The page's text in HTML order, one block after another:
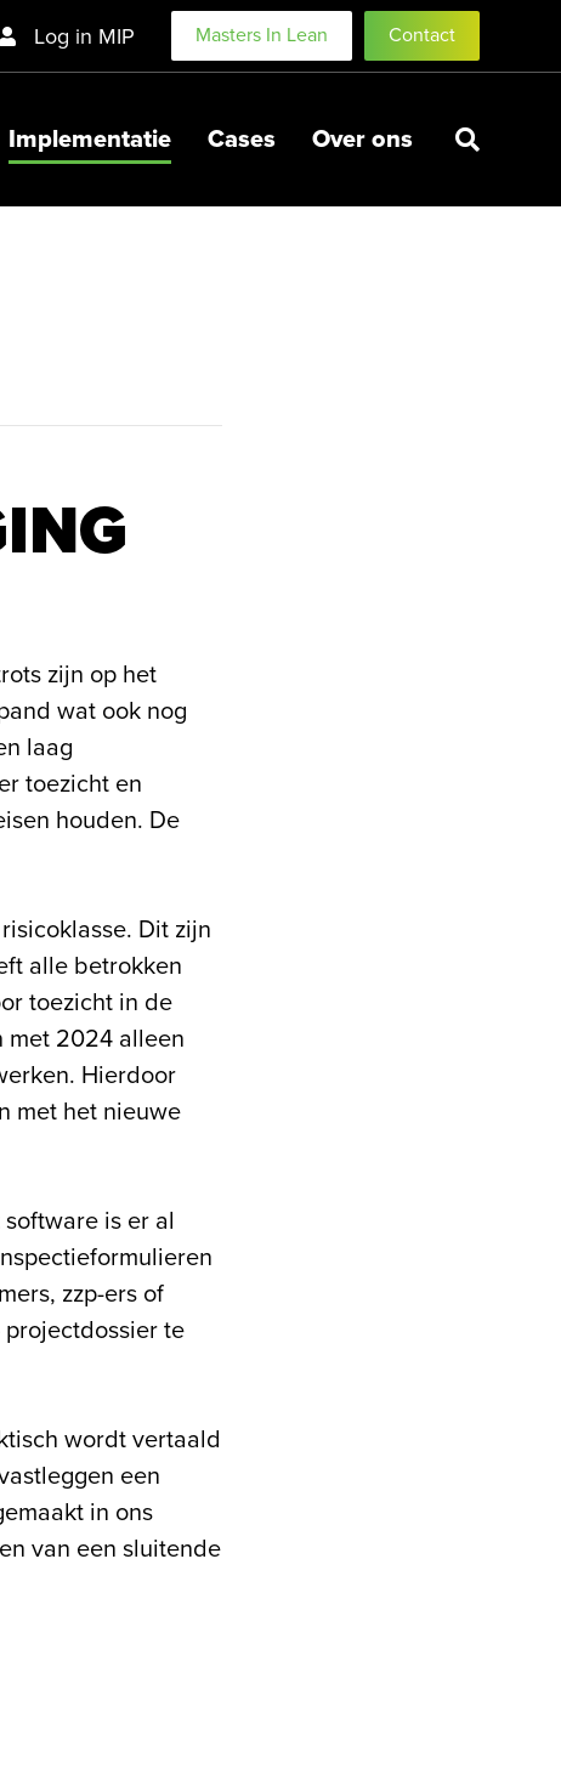
Log in MIP Masters In Lean Contact
Implementatie Cases Over ons
zijn op het
wat ook nog
laag
toezicht en
houden. De
Dit zijn
alle betrokken
toezicht in de
met 2024 alleen
Hierdoor
met het nieuwe
is er al
zzp-ers of
te
wordt vertaald
een
in ons
van een sluitende